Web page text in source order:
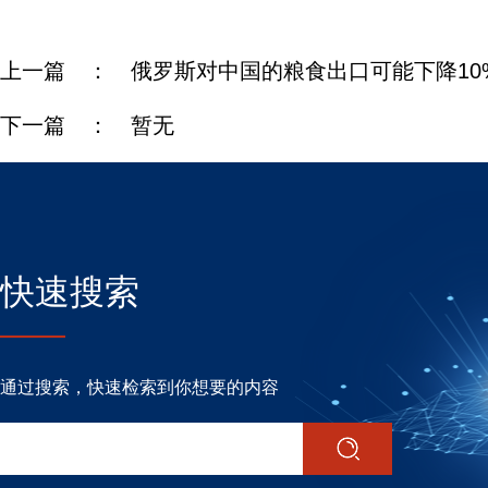
上一篇 ： 俄罗斯对中国的粮食出口可能下降
下一篇 ： 暂无
快速搜索
通过搜索，快速检索到你想要的内容